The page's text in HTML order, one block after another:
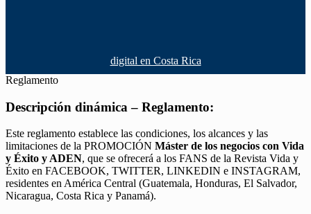
digital en Costa Rica
Reglamento
Descripción dinámica – Reglamento:
Este reglamento establece las condiciones, los alcances y las
limitaciones de la PROMOCIÓN Máster de los negocios con Vida
y Éxito y ADEN, que se ofrecerá a los FANS de la Revista Vida y
Éxito en FACEBOOK, TWITTER, LINKEDIN e INSTAGRAM,
residentes en América Central (Guatemala, Honduras, El Salvador,
Nicaragua, Costa Rica y Panamá).